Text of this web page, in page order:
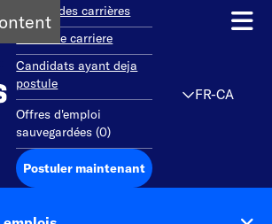
Aperçu des carrières
Debut de carriere
Candidats ayant deja
postule
Offres d'emploi
sauvegardées (0)
Postuler maintenant
FR-CA